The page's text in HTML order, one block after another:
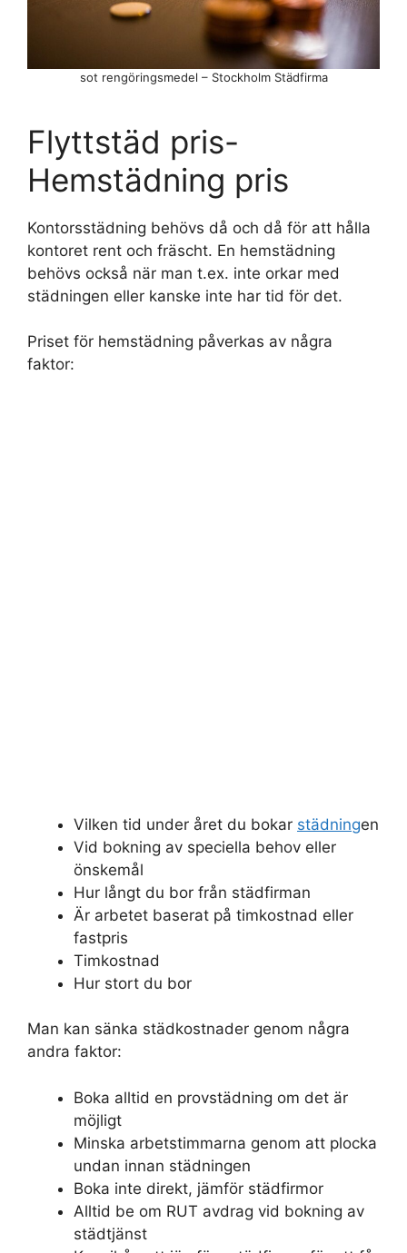
sot rengöringsmedel – Stockholm Städfirma
Flyttstäd pris-
Hemstädning pris
Kontorsstädning behövs då och då för att hålla
kontoret rent och fräscht. En hemstädning
behövs också när man t.ex. inte orkar med
städningen eller kanske inte har tid för det.
Priset för hemstädning påverkas av några
faktor:
Vilken tid under året du bokar städningen
Vid bokning av speciella behov eller
önskemål
Hur långt du bor från städfirman
Är arbetet baserat på timkostnad eller
fastpris
Timkostnad
Hur stort du bor
Man kan sänka städkostnader genom några
andra faktor:
Boka alltid en provstädning om det är
möjligt
Minska arbetstimmarna genom att plocka
undan innan städningen
Boka inte direkt, jämför städfirmor
Alltid be om RUT avdrag vid bokning av
städtjänst